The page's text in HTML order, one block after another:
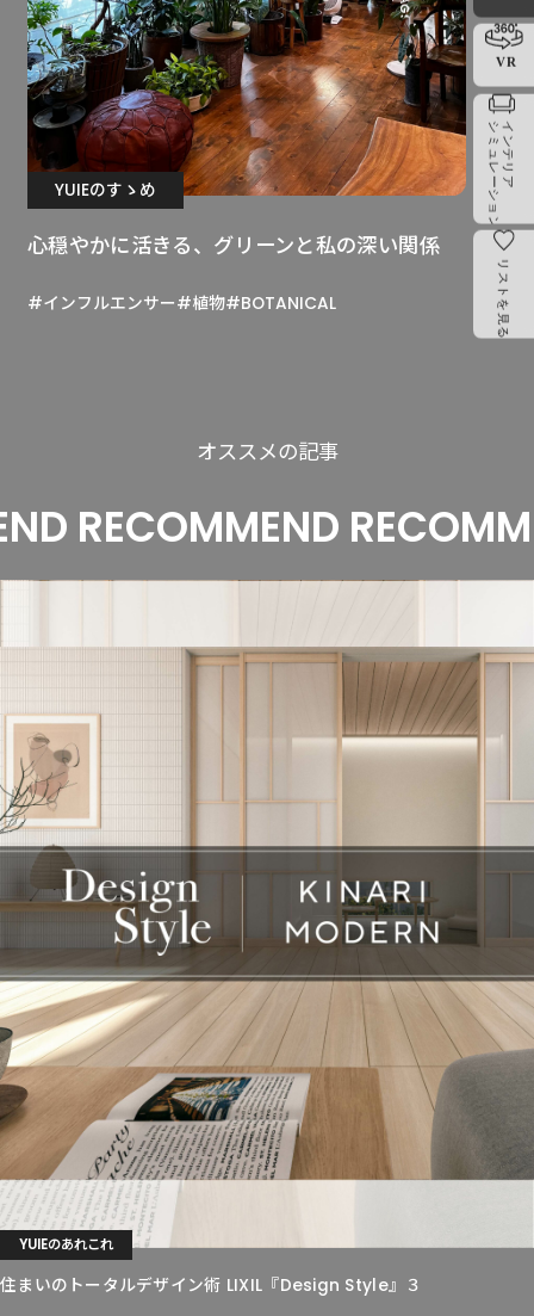
YUIEのすゝめ
心穏やかに活きる、グリーンと私の深い関係
#インフルエンサー#植物#BOTANICAL
オススメの記事
RECOMMEND
YUIEのあれこれ
住まいのトータルデザイン術 LIXIL『Design Style』３
KINARI MODERN